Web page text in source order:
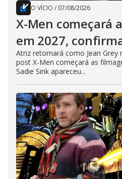
O VÍCIO / 07/08/2026
X-Men começará
em 2027,
Atriz retornará como Jean
post X-Men começará as
Sadie Sink apareceu...